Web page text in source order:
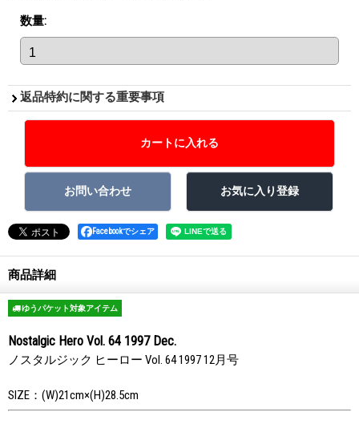
数量:
返品特約に関する重要事項
Facebookでシェア
商品詳細
ゆうパケット対象アイテム
Nostalgic Hero Vol. 64 1997 Dec.
ノスタルジック ヒーロー Vol. 64 1997 12月号
SIZE：(W)21cm×(H)28.5cm